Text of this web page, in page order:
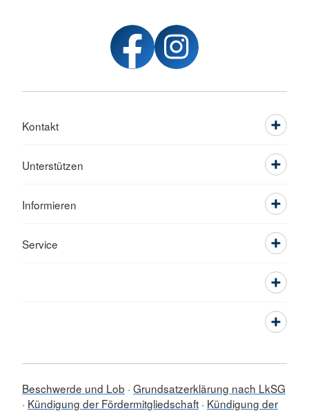
Kontakt
Unterstützen
Informieren
Service
Beschwerde und Lob Grundsatzerklärung nach LkSG
Kündigung der Fördermitgliedschaft Kündigung der